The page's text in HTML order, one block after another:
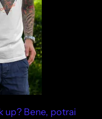
up? Bene, potrai